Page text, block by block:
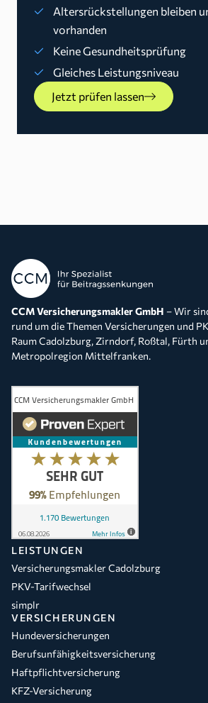
Altersrückstellungen bleiben
vorhanden
Keine Gesundheitsprüfung
Gleiches Leistungsniveau
Jetzt prüfen lassen
CCM Versicherungsmakler GmbH – Wir
rund um die Themen Versicherungen und
Raum Cadolzburg, Zirndorf, Roßtal, Fürth
Metropolregion Mittelfranken.
LEISTUNGEN
Versicherungsmakler Cadolzburg
PKV-Tarifwechsel
simplr
VERSICHERUNGEN
Hundeversicherungen
Berufsunfähigkeitsversicherung
Haftpflichtversicherung
KFZ-Versicherung